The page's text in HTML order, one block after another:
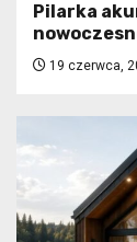
Pilarka
19 czerwca,